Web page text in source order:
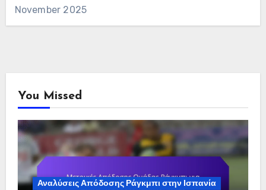
November 2025
You Missed
Αναλύσεις Απόδοσης Ράγκμπι στην Ισπανία